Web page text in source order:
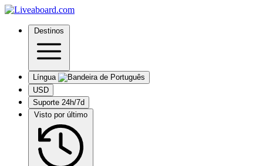
Destinos
Língua
USD
Suporte 24h/7d
Visto por último